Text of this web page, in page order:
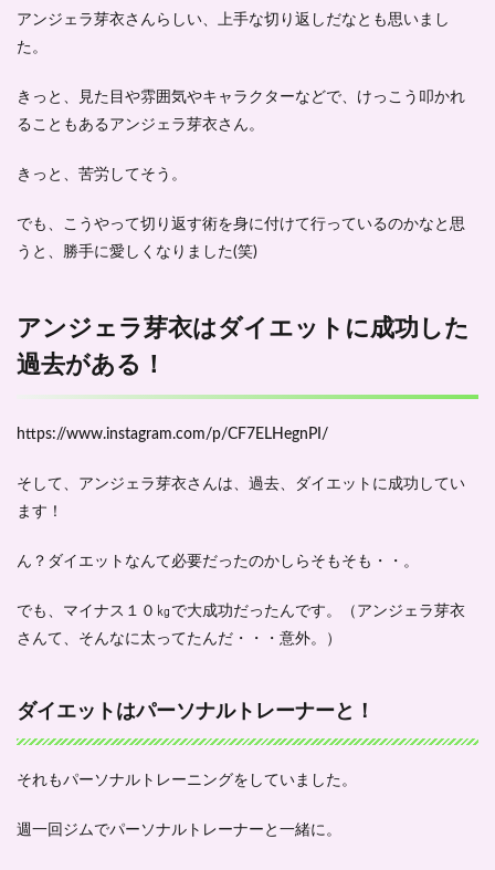
アンジェラ芽衣さんらしい、上手な切り返しだなとも思いまし
た。
きっと、見た目や雰囲気やキャラクターなどで、けっこう叩かれ
ることもあるアンジェラ芽衣さん。
きっと、苦労してそう。
でも、こうやって切り返す術を身に付けて行っているのかなと思
うと、勝手に愛しくなりました(笑)
アンジェラ芽衣はダイエットに成功した
過去がある！
https://www.instagram.com/p/CF7ELHegnPI/
そして、アンジェラ芽衣さんは、 過去、ダイエットに成功 してい
ます！
ん？ダイエットなんて必要だったのかしらそもそも・・。
でも、 マイナス１０㎏で大成功だったんです。（アンジェラ芽衣
さんて、そんなに太ってたんだ・・・意外。）
ダイエットはパーソナルトレーナーと！
それもパーソナルトレーニングをしていました。
週一回ジムでパーソナルトレーナーと一緒に。